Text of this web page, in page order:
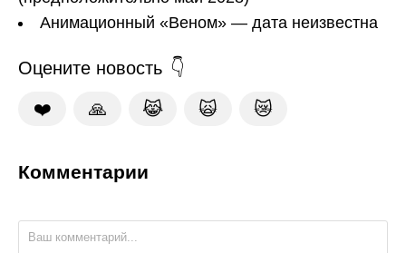
Анимационный «Веном» — дата неизвестна
Оцените новость
❤️ 🙏 😹 🙀 😿
Комментарии